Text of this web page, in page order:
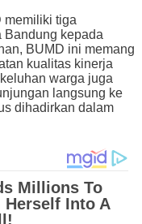
memiliki tiga
Bandung kepada
BUMD ini memang
kualitas kinerja
warga juga
langsung ke
dihadirkan dalam